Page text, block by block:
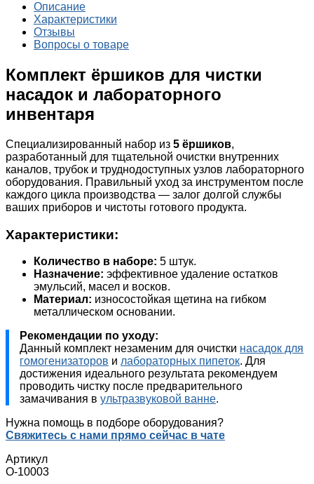
Описание
Характеристики
Отзывы
Вопросы о товаре
Комплект ёршиков для чистки
насадок и лабораторного
инвентаря
Специализированный набор из 5 ёршиков,
разработанный для тщательной очистки внутренних
каналов, трубок и труднодоступных узлов лабораторного
оборудования. Правильный уход за инструментом после
каждого цикла производства — залог долгой службы
ваших приборов и чистоты готового продукта.
Характеристики:
Количество в наборе: 5 штук.
Назначение: эффективное удаление остатков
эмульсий, масел и восков.
Материал: износостойкая щетина на гибком
металлическом основании.
Рекомендации по уходу:
Данный комплект незаменим для очистки насадок для
гомогенизаторов и лабораторных пипеток. Для
достижения идеального результата рекомендуем
проводить чистку после предварительного
замачивания в ультразвуковой ванне.
Нужна помощь в подборе оборудования?
Свяжитесь с нами прямо сейчас в чате
Артикул
О-10003